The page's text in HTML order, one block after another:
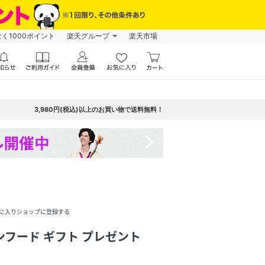
1000ポイント 楽天グループ 楽天市場
3,980円(税込)以上のお買い物で送料無料！
入りショップに登録する
ード ギフト プレゼント